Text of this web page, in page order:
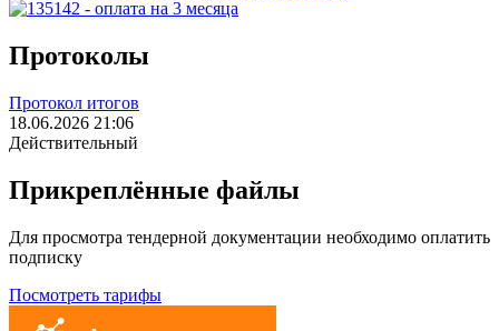
Протоколы
Протокол итогов
18.06.2026 21:06
Действительный
Прикреплённые файлы
Для просмотра тендерной документации необходимо оплатить
подписку
Посмотреть тарифы